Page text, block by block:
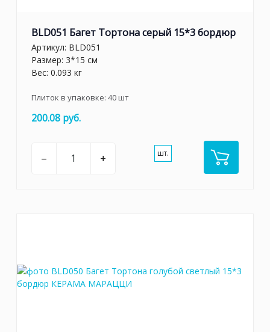
BLD051 Багет Тортона серый 15*3 бордюр
Артикул: BLD051
Размер: 3*15 см
Вес: 0.093 кг
Плиток в упаковке: 40шт
200.08 руб.
– + шт.